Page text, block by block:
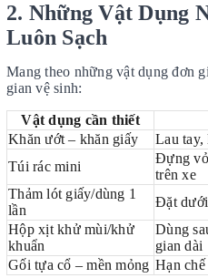
2. Những Vật Dụng
Luôn Sạch
Mang theo những vật dụng đơn
gian vệ sinh:
Vật dụng cần thiết
Khăn ướt – khăn giấy
Lau tay,
Túi rác mini
Đựng vỏ
trên xe
Thảm lót giấy/dùng 1
lần
Đặt dưới
Hộp xịt khử mùi/khử
khuẩn
Dùng
gian dài
Gối tựa cổ – mền mỏng Hạn